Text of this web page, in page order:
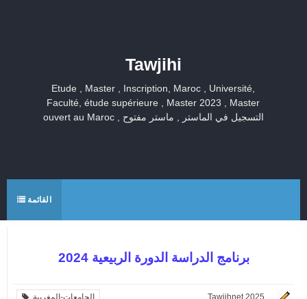
Tawjihi
Etude , Master , Inscription, Maroc , Université,
Faculté, étude supérieure , Master 2023 , Master
ouvert au Maroc , التسجيل في الماستر , ماستر مفتوح
القائمة
برنامج الدراسة الدورة الربيعية 2024
Tawjihnet 2025 الجامعات-المغربية